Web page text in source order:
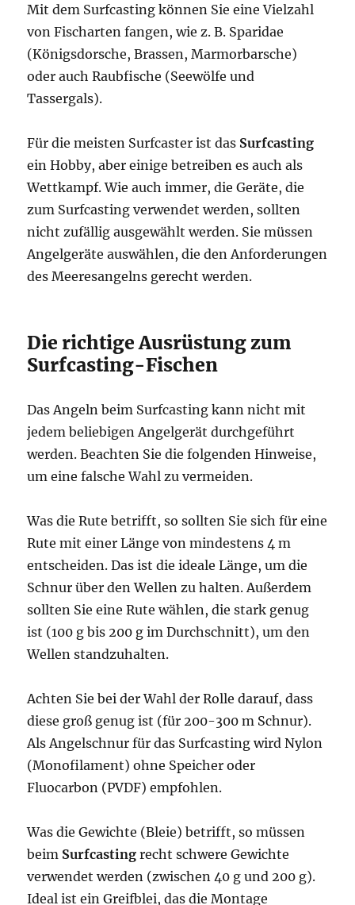
Mit dem Surfcasting können Sie eine Vielzahl
von Fischarten fangen, wie z. B. Sparidae
(Königsdorsche, Brassen, Marmorbarsche)
oder auch Raubfische (Seewölfe und
Tassergals).
Für die meisten Surfcaster ist das Surfcasting
ein Hobby, aber einige betreiben es auch als
Wettkampf. Wie auch immer, die Geräte, die
zum Surfcasting verwendet werden, sollten
nicht zufällig ausgewählt werden. Sie müssen
Angelgeräte auswählen, die den Anforderungen
des Meeresangelns gerecht werden.
Die richtige Ausrüstung zum
Surfcasting-Fischen
Das Angeln beim Surfcasting kann nicht mit
jedem beliebigen Angelgerät durchgeführt
werden. Beachten Sie die folgenden Hinweise,
um eine falsche Wahl zu vermeiden.
Was die Rute betrifft, so sollten Sie sich für eine
Rute mit einer Länge von mindestens 4 m
entscheiden. Das ist die ideale Länge, um die
Schnur über den Wellen zu halten. Außerdem
sollten Sie eine Rute wählen, die stark genug
ist (100 g bis 200 g im Durchschnitt), um den
Wellen standzuhalten.
Achten Sie bei der Wahl der Rolle darauf, dass
diese groß genug ist (für 200-300 m Schnur).
Als Angelschnur für das Surfcasting wird Nylon
(Monofilament) ohne Speicher oder
Fluocarbon (PVDF) empfohlen.
Was die Gewichte (Bleie) betrifft, so müssen
beim Surfcasting recht schwere Gewichte
verwendet werden (zwischen 40 g und 200 g).
Ideal ist ein Greifblei, das die Montage